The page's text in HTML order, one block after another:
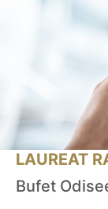
LAUREAT
Bufet